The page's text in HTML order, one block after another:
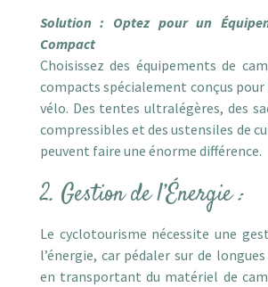
Solution : Optez pour un
Compact
Choisissez des équipements de
compacts spécialement conçus pour
vélo. Des tentes ultralégères, des
compressibles et des ustensiles de
peuvent faire une énorme différence.
2. Gestion de l’Énergie:
Le cyclotourisme nécessite une
l’énergie, car pédaler sur de
en transportant du matériel de